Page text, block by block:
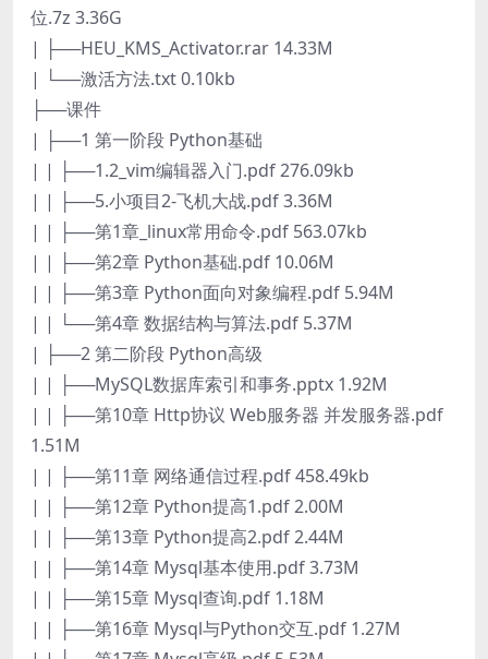
位.7z 3.36G
| ├──HEU_KMS_Activator.rar 14.33M
| └──激活方法.txt 0.10kb
├──课件
| ├──1 第一阶段 Python基础
| | ├──1.2_vim编辑器入门.pdf 276.09kb
| | ├──5.小项目2-飞机大战.pdf 3.36M
| | ├──第1章_linux常用命令.pdf 563.07kb
| | ├──第2章 Python基础.pdf 10.06M
| | ├──第3章 Python面向对象编程.pdf 5.94M
| | └──第4章 数据结构与算法.pdf 5.37M
| ├──2 第二阶段 Python高级
| | ├──MySQL数据库索引和事务.pptx 1.92M
| | ├──第10章 Http协议 Web服务器 并发服务器.pdf
1.51M
| | ├──第11章 网络通信过程.pdf 458.49kb
| | ├──第12章 Python提高1.pdf 2.00M
| | ├──第13章 Python提高2.pdf 2.44M
| | ├──第14章 Mysql基本使用.pdf 3.73M
| | ├──第15章 Mysql查询.pdf 1.18M
| | ├──第16章 Mysql与Python交互.pdf 1.27M